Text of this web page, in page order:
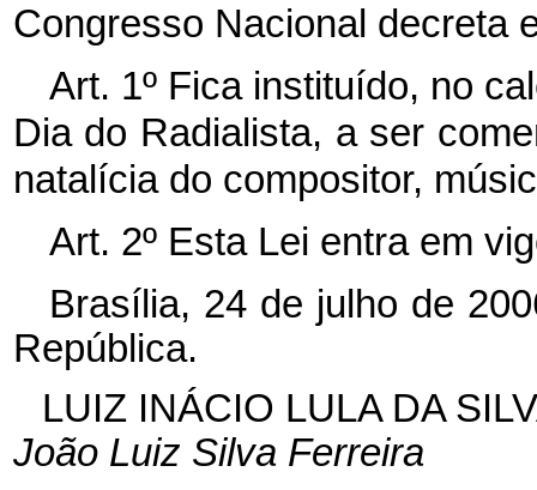
Congresso Nacional decreta
Art. 1º Fica instituído, no
Dia do Radialista, a ser
natalícia do compositor,
Art. 2º Esta Lei entra em
Brasília, 24 de julho de
República.
LUIZ INÁCIO LULA DA
João Luiz Silva Ferreira